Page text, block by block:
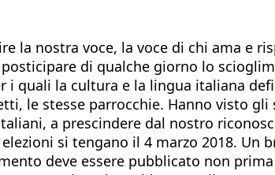
la nostra voce, la voce di chi ama e
di qualche giorno lo
i quali la cultura e la lingua italiana
le stesse parrocchie. Hanno visto
a prescindere dal nostro
si tengano il 4 marzo 2018.
deve essere pubblicato non